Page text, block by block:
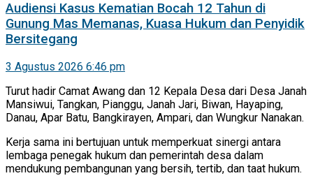
Audiensi Kasus Kematian Bocah 12 Tahun di
Gunung Mas Memanas, Kuasa Hukum dan Penyidik
Bersitegang
3 Agustus 2026 6:46 pm
Turut hadir Camat Awang dan 12 Kepala Desa dari Desa Janah
Mansiwui, Tangkan, Pianggu, Janah Jari, Biwan, Hayaping,
Danau, Apar Batu, Bangkirayen, Ampari, dan Wungkur Nanakan.
Kerja sama ini bertujuan untuk memperkuat sinergi antara
lembaga penegak hukum dan pemerintah desa dalam
mendukung pembangunan yang bersih, tertib, dan taat hukum.